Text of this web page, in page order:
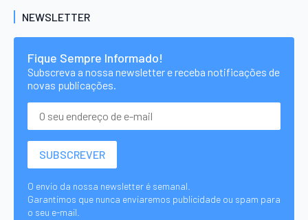
NEWSLETTER
Fique Sempre Informado!
Subscreva a nossa newsletter e receba notificações de
novas publicações.
O envio da nossa newsletter é semanal.
Garantimos que nunca enviaremos publicidade ou spam para
o seu e-mail.